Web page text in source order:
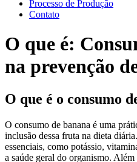
Processo de Produção
Contato
O que é:
na prevenção
O que é o consumo
O consumo de banana é uma
inclusão dessa fruta na dieta
essenciais, como potássio,
a saúde geral do organismo.